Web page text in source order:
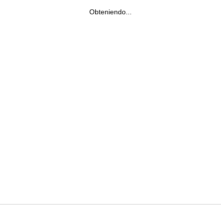
Obteniendo...